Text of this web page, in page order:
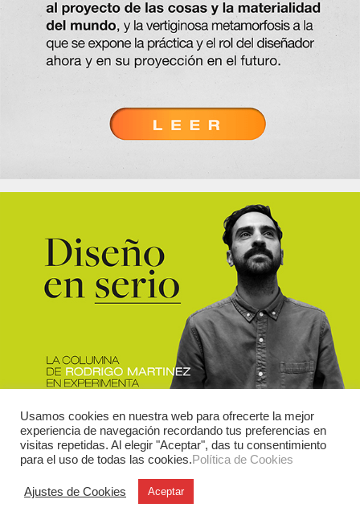
Usamos cookies en nuestra web para ofrecerte la mejor
experiencia de navegación recordando tus preferencias en
visitas repetidas. Al elegir "Aceptar", das tu consentimiento
para el uso de todas las cookies.Política de Cookies
Ajustes de Cookies Aceptar